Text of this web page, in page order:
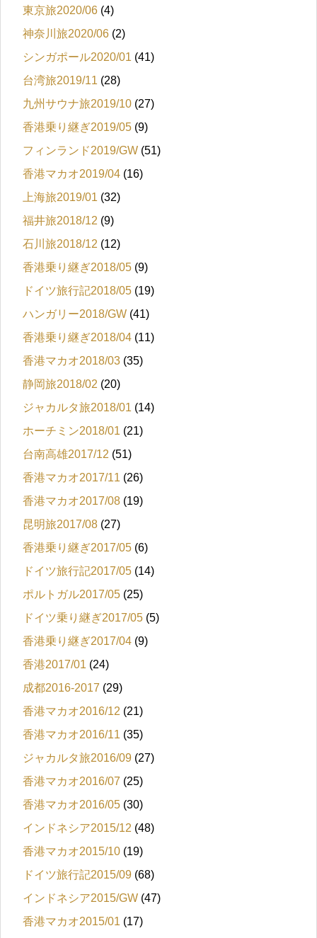
東京旅2020/06 (4)
神奈川旅2020/06 (2)
シンガポール2020/01 (41)
台湾旅2019/11 (28)
九州サウナ旅2019/10 (27)
香港乗り継ぎ2019/05 (9)
フィンランド2019/GW (51)
香港マカオ2019/04 (16)
上海旅2019/01 (32)
福井旅2018/12 (9)
石川旅2018/12 (12)
香港乗り継ぎ2018/05 (9)
ドイツ旅行記2018/05 (19)
ハンガリー2018/GW (41)
香港乗り継ぎ2018/04 (11)
香港マカオ2018/03 (35)
静岡旅2018/02 (20)
ジャカルタ旅2018/01 (14)
ホーチミン2018/01 (21)
台南高雄2017/12 (51)
香港マカオ2017/11 (26)
香港マカオ2017/08 (19)
昆明旅2017/08 (27)
香港乗り継ぎ2017/05 (6)
ドイツ旅行記2017/05 (14)
ポルトガル2017/05 (25)
ドイツ乗り継ぎ2017/05 (5)
香港乗り継ぎ2017/04 (9)
香港2017/01 (24)
成都2016-2017 (29)
香港マカオ2016/12 (21)
香港マカオ2016/11 (35)
ジャカルタ旅2016/09 (27)
香港マカオ2016/07 (25)
香港マカオ2016/05 (30)
インドネシア2015/12 (48)
香港マカオ2015/10 (19)
ドイツ旅行記2015/09 (68)
インドネシア2015/GW (47)
香港マカオ2015/01 (17)